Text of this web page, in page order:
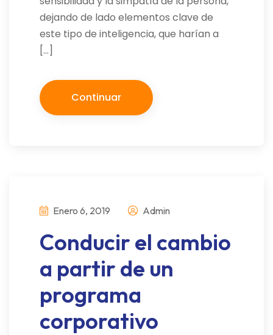
dejando de lado elementos clave de
este tipo de inteligencia, que harían a
[…]
Continuar
Enero 6, 2019 Admin
Conducir el cambio
a partir de un
programa
corporativo